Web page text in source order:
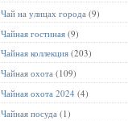
Чай на улицах города (9)
Чайная гостиная (9)
Чайная коллекция (203)
Чайная охота (109)
Чайная охота 2024 (4)
Чайная посуда (1)